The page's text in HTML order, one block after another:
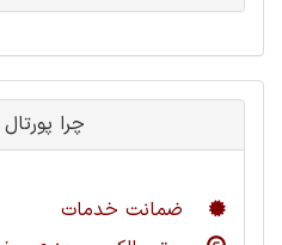
چرا
ضمانت خدمات